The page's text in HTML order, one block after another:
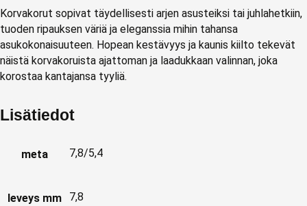
Korvakorut sopivat täydellisesti arjen asusteiksi tai juhlahetkiin,
tuoden ripauksen väriä ja eleganssia mihin tahansa
asukokonaisuuteen. Hopean kestävyys ja kaunis kiilto tekevät
näistä korvakoruista ajattoman ja laadukkaan valinnan, joka
korostaa kantajansa tyyliä.
Lisätiedot
meta 7,8/5,4
leveys mm 7,8